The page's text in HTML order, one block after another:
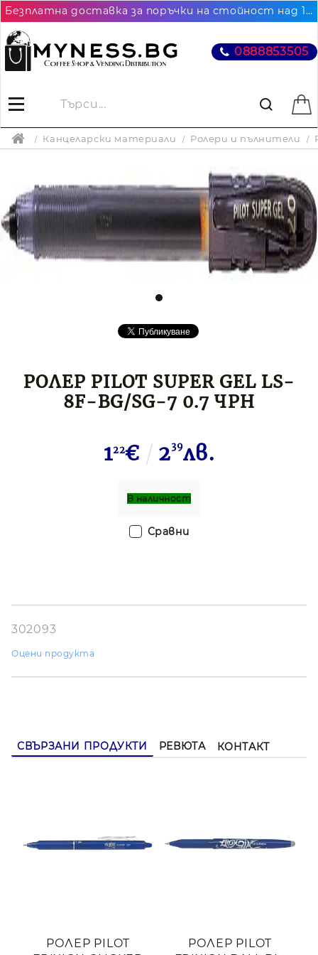
Безплатна доставка за поръчки на стойност над 102.26€ / 200лв. до най-близкия до Вас офис на Еконт
0888853505
Канцеларски материали Ролери и пълнители
РОЛЕР PILOT SUPER GEL LS-
8F-BG/SG-7 0.7 ЧРН
122€ 239лв.
В наличност
302093
Оцени продукта
Сравни
СВЪРЗАНИ ПРОДУКТИ РЕВЮТА КОНТАКТ
РОЛЕР PILOT
РОЛЕР PILOT